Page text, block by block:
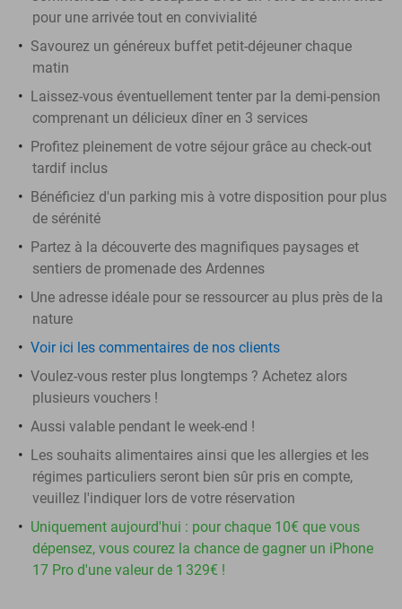
pour une arrivée tout en convivialité
Savourez un généreux buffet petit-déjeuner chaque
matin
Laissez-vous éventuellement tenter par la demi-pension
comprenant un délicieux dîner en 3 services
Profitez pleinement de votre séjour grâce au check-out
tardif inclus
Bénéficiez d'un parking mis à votre disposition pour plus
de sérénité
Partez à la découverte des magnifiques paysages et
sentiers de promenade des Ardennes
Une adresse idéale pour se ressourcer au plus près de la
nature
Voir ici les commentaires de nos clients
Voulez-vous rester plus longtemps ? Achetez alors
plusieurs vouchers !
Aussi valable pendant le week-end !
Les souhaits alimentaires ainsi que les allergies et les
régimes particuliers seront bien sûr pris en compte,
veuillez l'indiquer lors de votre réservation
Uniquement aujourd'hui : pour chaque 10€ que vous
dépensez, vous courez la chance de gagner un iPhone
17 Pro d'une valeur de 1 329€ !